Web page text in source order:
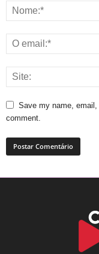
Save my name,
comment.